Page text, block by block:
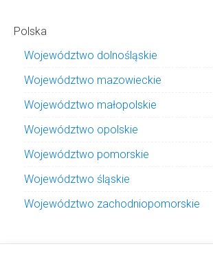
Polska
Województwo dolnośląskie
Województwo mazowieckie
Województwo małopolskie
Województwo opolskie
Województwo pomorskie
Województwo śląskie
Województwo zachodniopomorskie